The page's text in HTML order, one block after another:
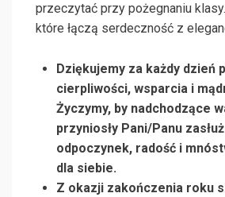
przeczytać przy pożegnaniu
które łączą serdeczność z
Dziękujemy za każdy dzień
cierpliwości, wsparcia i
Życzymy, by nadchodzące
przyniosły Pani/Panu
odpoczynek, radość i
dla siebie.
Z okazji zakończenia roku